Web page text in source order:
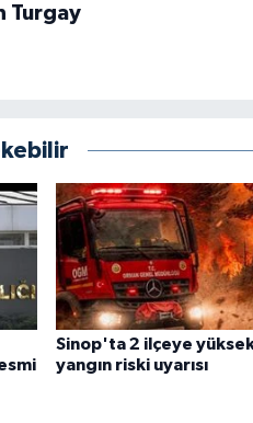
Turgay
Sinop'ta 2 ilçeye
yangın riski uyarısı